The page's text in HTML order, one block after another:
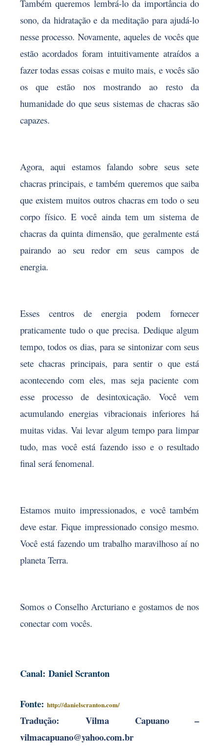
Também queremos lembrá-lo da importância do
sono, da hidratação e da meditação para ajudá-lo
nesse processo. Novamente, aqueles de vocês que
estão acordados foram intuitivamente atraídos a
fazer todas essas coisas e muito mais, e vocês são
os que estão nos mostrando ao resto da
humanidade do que seus sistemas de chacras são
capazes.
Agora, aqui estamos falando sobre seus sete
chacras principais, e também queremos que saiba
que existem muitos outros chacras em todo o seu
corpo físico. E você ainda tem um sistema de
chacras da quinta dimensão, que geralmente está
pairando ao seu redor em seus campos de
energia.
Esses centros de energia podem fornecer
praticamente tudo o que precisa. Dedique algum
tempo, todos os dias, para se sintonizar com seus
sete chacras principais, para sentir o que está
acontecendo com eles, mas seja paciente com
esse processo de desintoxicação. Você vem
acumulando energias vibracionais inferiores há
muitas vidas. Vai levar algum tempo para limpar
tudo, mas você está fazendo isso e o resultado
final será fenomenal.
Estamos muito impressionados, e você também
deve estar. Fique impressionado consigo mesmo.
Você está fazendo um trabalho maravilhoso aí no
planeta Terra.
Somos o Conselho Arcturiano e gostamos de nos
conectar com vocês.
Canal: Daniel Scranton
Fonte: http://danielscranton.com/
Tradução: Vilma Capuano –
vilmacapuano@yahoo.com.br